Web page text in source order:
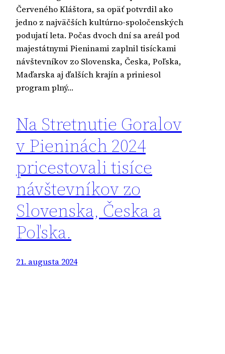
Červeného Kláštora, sa opäť potvrdil ako
jedno z najväčších kultúrno-spoločenských
podujatí leta. Počas dvoch dní sa areál pod
majestátnymi Pieninami zaplnil tisíckami
návštevníkov zo Slovenska, Česka, Poľska,
Maďarska aj ďalších krajín a priniesol
program plný…
Na Stretnutie Goralov
v Pieninách 2024
pricestovali tisíce
návštevníkov zo
Slovenska, Česka a
Poľska.
21. augusta 2024